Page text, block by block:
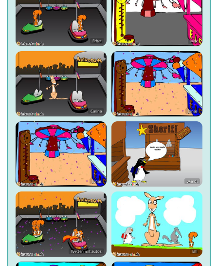
Erhat Max
Carina Jonas
Jonas wierd.
Wetten mit autos Elfi